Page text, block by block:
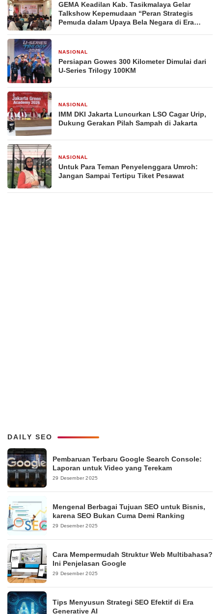
GEMA Keadilan Kab. Tasikmalaya Gelar
Talkshow Kepemudaan “Peran Strategis
Pemuda dalam Upaya Bela Negara di Era
NASIONAL
Persiapan Gowes 300 Kilometer Dimulai dari
U-Series Trilogy 100KM
NASIONAL
IMM DKI Jakarta Luncurkan LSO Cagar Urip,
Dukung Gerakan Pilah Sampah di Jakarta
NASIONAL
Untuk Para Teman Penyelenggara Umroh:
Jangan Sampai Tertipu Tiket Pesawat
DAILY SEO
Pembaruan Terbaru Google Search Console:
Laporan untuk Video yang Terekam
29 Desember 2025
Mengenal Berbagai Tujuan SEO untuk Bisnis,
karena SEO Bukan Cuma Demi Ranking
29 Desember 2025
Cara Mempermudah Struktur Web Multibahasa?
Ini Penjelasan Google
29 Desember 2025
Tips Menyusun Strategi SEO Efektif di Era
Generative AI